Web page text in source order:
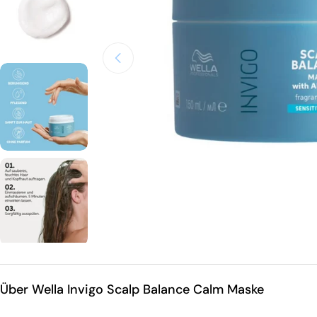
Öffnen Sie das Medium 0 im Modalmodus
Über Wella Invigo Scalp Balance Calm Maske